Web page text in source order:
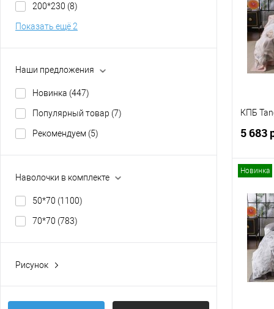
200*230 (8)
Показать ещё 2
Наши предложения
Новинка (447)
Популярный товар (7)
Рекомендуем (5)
Наволочки в комплекте
50*70 (1100)
70*70 (783)
Рисунок
В
КПБ
5 683
В
Новинка